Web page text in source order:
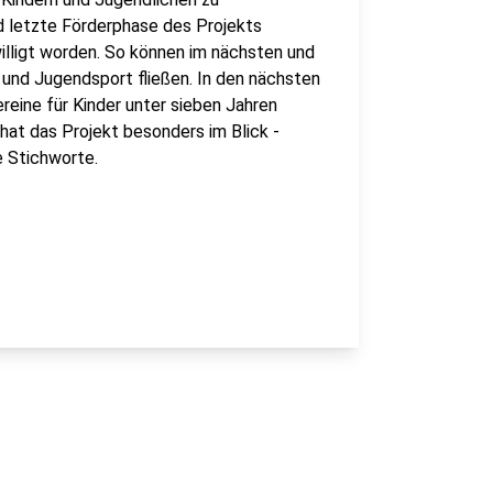
letzte Förderphase des Projekts
worden. So können im nächsten und
Jugendsport fließen. In den nächsten
für Kinder unter sieben Jahren
das Projekt besonders im Blick -
Stichworte.